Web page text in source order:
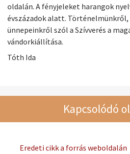
oldalán. A fényjeleket harangok
évszázadok alatt. Történelmünkről,
ünnepeinkről szól a Szívverés a
vándorkiállítása.
Tóth Ida
Kapcsolódó
Eredeti cikk a forrás weboldalán